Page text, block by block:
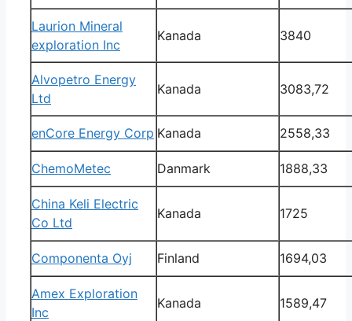
Laurion Mineral
exploration Inc
Kanada 3840
Alvopetro Energy
Ltd
Kanada 3083,72
enCore Energy Corp Kanada 2558,33
ChemoMetec Danmark 1888,33
China Keli Electric
Co Ltd
Kanada 1725
Componenta Oyj Finland 1694,03
Amex Exploration
Inc
Kanada 1589,47